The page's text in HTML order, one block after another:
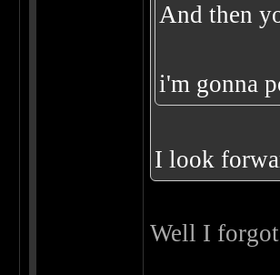
And then
i'm gonna
I look
Well I